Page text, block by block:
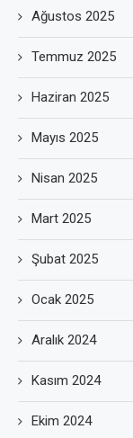
Ağustos 2025
Temmuz 2025
Haziran 2025
Mayıs 2025
Nisan 2025
Mart 2025
Şubat 2025
Ocak 2025
Aralık 2024
Kasım 2024
Ekim 2024